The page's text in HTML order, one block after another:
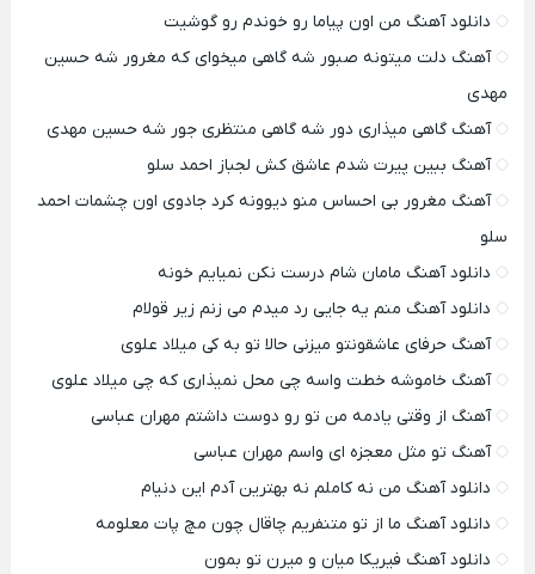
دانلود آهنگ من اون پیاما رو خوندم رو گوشیت
آهنگ دلت میتونه صبور شه گاهی میخوای که مغرور شه حسین
مهدی
آهنگ گاهی میذاری دور شه گاهی منتظری جور شه حسین مهدی
آهنگ ببین پیرت شدم عاشق کش لجباز احمد سلو
آهنگ مغرور بی احساس منو دیوونه کرد جادوی اون چشمات احمد
سلو
دانلود آهنگ مامان شام درست نکن نمیایم خونه
دانلود آهنگ منم یه جایی رد میدم می زنم زیر قولام
آهنگ حرفای عاشقونتو میزنی حالا تو به کی میلاد علوی
آهنگ خاموشه خطت واسه چی محل نمیذاری که چی میلاد علوی
آهنگ از وقتی یادمه من تو رو دوست داشتم مهران عباسی
آهنگ تو مثل معجزه ای واسم مهران عباسی
دانلود آهنگ من نه کاملم نه بهترین آدم این دنیام
دانلود آهنگ ما از تو متنفریم چاقال چون مچ پات معلومه
دانلود آهنگ فیریکا میان و میرن تو بمون